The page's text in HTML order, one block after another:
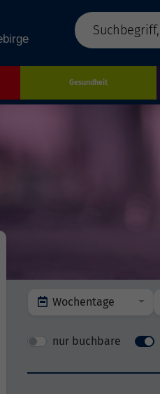
Gesundheit
Wochentage
nur buchbare